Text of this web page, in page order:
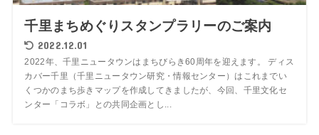
千里まちめぐりスタンプラリーのご案内
2022.12.01
2022年、千里ニュータウンはまちびらき60周年を迎えます。 ディス
カバー千里（千里ニュータウン研究・情報センター）はこれまでい
くつかのまち歩きマップを作成してきましたが、今回、千里文化セ
ンター「コラボ」との共同企画とし...